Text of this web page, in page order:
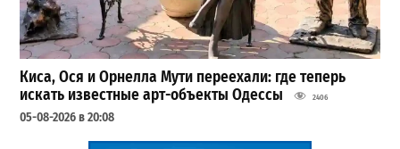
Киса, Ося и Орнелла Мути переехали: где теперь
искать известные арт-объекты Одессы
2406
05-08-2026 в 20:08